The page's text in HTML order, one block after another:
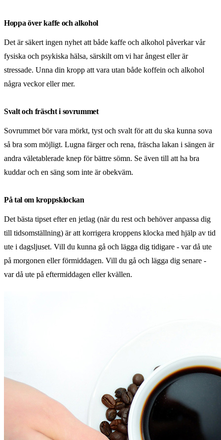
Hoppa över kaffe och alkohol
Det är säkert ingen nyhet att både kaffe och alkohol påverkar vår
fysiska och psykiska hälsa, särskilt om vi har ångest eller är
stressade. Unna din kropp att vara utan både koffein och alkohol
några veckor eller mer.
Svalt och fräscht i sovrummet
Sovrummet bör vara mörkt, tyst och svalt för att du ska kunna sova
så bra som möjligt. Lugna färger och rena, fräscha lakan i sängen är
andra väletablerade knep för bättre sömn. Se även till att ha bra
kuddar och en säng som inte är obekväm.
På tal om kroppsklockan
Det bästa tipset efter en jetlag (när du rest och behöver anpassa dig
till tidsomställning) är att korrigera kroppens klocka med hjälp av tid
ute i dagsljuset. Vill du kunna gå och lägga dig tidigare - var då ute
på morgonen eller förmiddagen. Vill du gå och lägga dig senare -
var då ute på eftermiddagen eller kvällen.